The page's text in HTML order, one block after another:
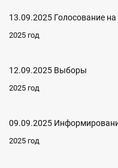
13.09.2025 Голосование
2025 год
12.09.2025 Выборы
2025 год
09.09.2025
2025 год